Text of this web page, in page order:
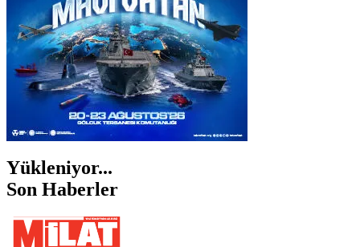
Yükleniyor...
Son Haberler